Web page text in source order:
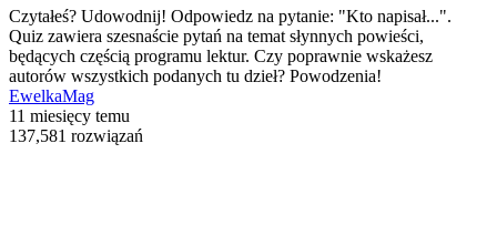
Czytałeś? Udowodnij! Odpowiedz na pytanie: "Kto napisał...".
Quiz zawiera szesnaście pytań na temat słynnych powieści,
będących częścią programu lektur. Czy poprawnie wskażesz
autorów wszystkich podanych tu dzieł? Powodzenia!
EwelkaMag
11 miesięcy temu
137,581 rozwiązań